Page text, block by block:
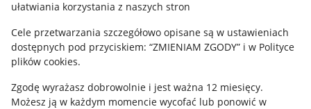
ułatwiania korzystania z naszych stron
Cele przetwarzania szczegółowo opisane są w ustawieniach
dostępnych pod przyciskiem: “ZMIENIAM ZGODY” i w Polityce
plików cookies.
Zgodę wyrażasz dobrowolnie i jest ważna 12 miesięcy.
Możesz ją w każdym momencie wycofać lub ponowić w
Korzystanie z serwisu oznacza akceptację